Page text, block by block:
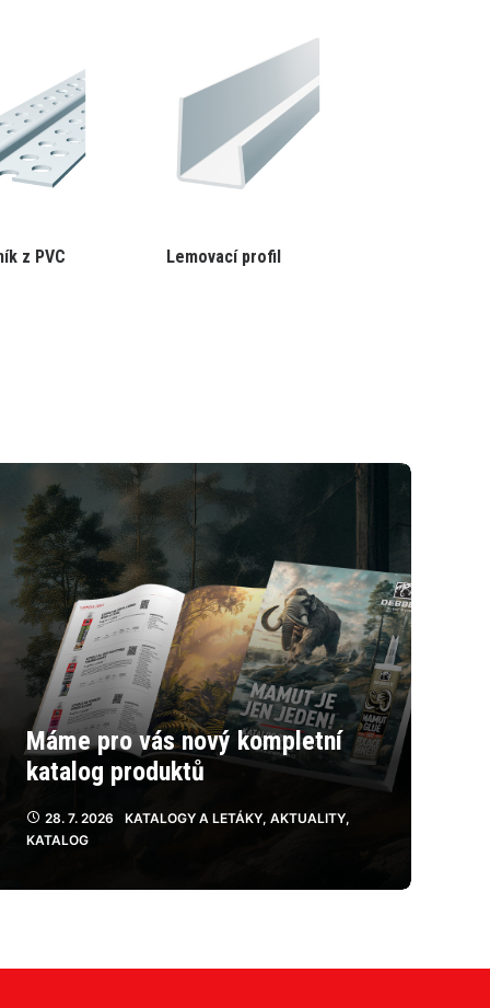
z PVC
produkt
produktu
Lemovací profil
Máme pro vás nový kompletní
katalog produktů
28. 7. 2026 KATALOGY A LETÁKY, AKTUALITY,
KATALOG